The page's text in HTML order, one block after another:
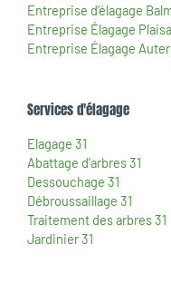
Entreprise d'élagage
Entreprise Élagage
Entreprise Élagage
Services d'élagage
Elagage 31
Abattage d'arbres 31
Dessouchage 31
Débroussaillage 31
Traitement des arbres 31
Jardinier 31